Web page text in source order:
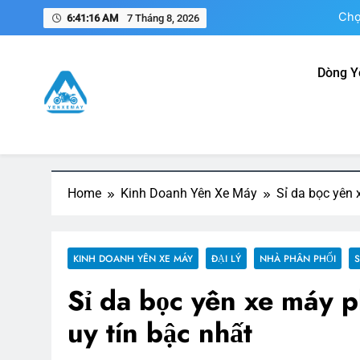
6:41:16 AM 7 Tháng 8, 2026
Nam
Dòng
Home Kinh Doanh Yên Xe Máy Sỉ da bọc yên
KINH DOANH YÊN XE MÁY ĐẠI LÝ NHÀ PHÂN PHỐI
Sỉ da bọc yên xe máy
uy tín bậc nhất